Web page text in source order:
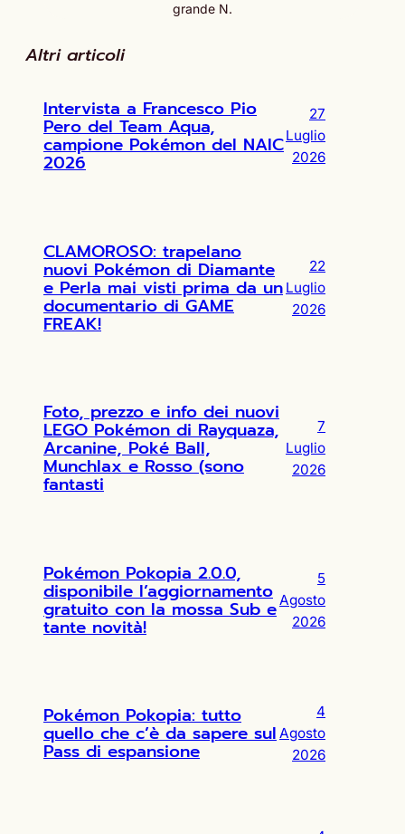
grande N.
Altri articoli
Intervista a Francesco Pio
Pero del Team Aqua,
campione Pokémon del NAIC
2026
27
Luglio
2026
CLAMOROSO: trapelano
nuovi Pokémon di Diamante
e Perla mai visti prima da un
documentario di GAME
FREAK!
22
Luglio
2026
Foto, prezzo e info dei nuovi
LEGO Pokémon di Rayquaza,
Arcanine, Poké Ball,
Munchlax e Rosso (sono
fantasti
7
Luglio
2026
Pokémon Pokopia 2.0.0,
disponibile l’aggiornamento
gratuito con la mossa Sub e
tante novità!
5
Agosto
2026
Pokémon Pokopia: tutto
quello che c’è da sapere sul
Pass di espansione
4
Agosto
2026